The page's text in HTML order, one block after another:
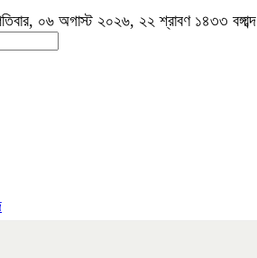
০৬ অগাস্ট ২০২৬, ২২ শ্রাবণ ১৪৩৩ বঙ্গাব্দ